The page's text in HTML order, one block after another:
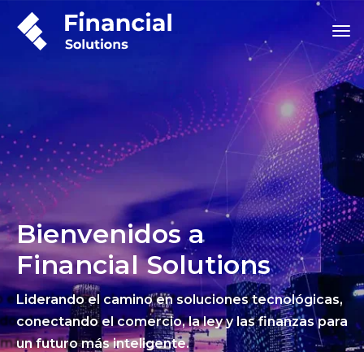
Bienvenidos a
Financial Solutions
Liderando el camino en soluciones tecnológicas,
conectando el comercio, la ley y las finanzas para
un futuro más inteligente.